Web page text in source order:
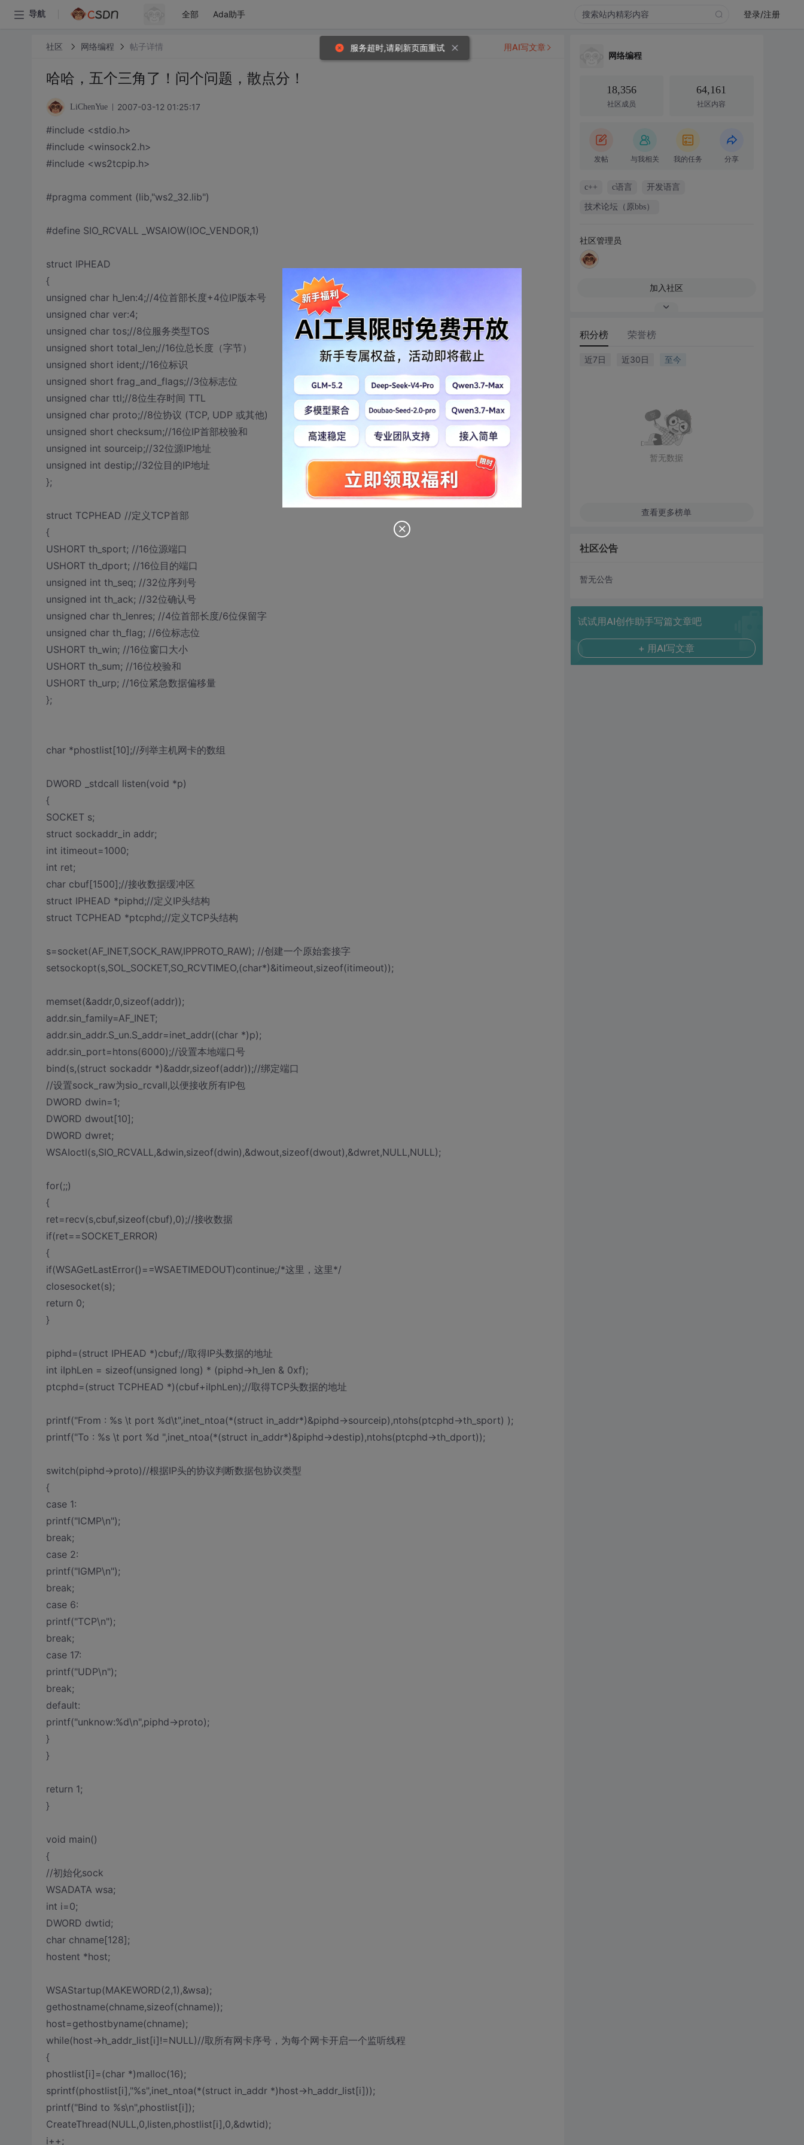
导航 全部 Ada助手 登录/注册
社区 网络编程 帖子详情
哈哈，五个三角了！问个问题，散点分！
LiChenYue 2007-03-12 01:25:17
#include <stdio.h>
#include <winsock2.h>
#include <ws2tcpip.h>
#pragma comment (lib,"ws2_32.lib")
#define SIO_RCVALL _WSAIOW(IOC_VENDOR,1)
struct IPHEAD
{
unsigned char h_len:4;//4位首部长度+4位IP版本号
unsigned char ver:4;
unsigned char tos;//8位服务类型TOS
unsigned short total_len;//16位总长度（字节）
unsigned short ident;//16位标识
unsigned short frag_and_flags;//3位标志位
unsigned char ttl;//8位生存时间 TTL
unsigned char proto;//8位协议 (TCP, UDP 或其他)
unsigned short checksum;//16位IP首部校验和
unsigned int sourceip;//32位源IP地址
unsigned int destip;//32位目的IP地址
};
struct TCPHEAD //定义TCP首部
{
USHORT th_sport; //16位源端口
USHORT th_dport; //16位目的端口
unsigned int th_seq; //32位序列号
unsigned int th_ack; //32位确认号
unsigned char th_lenres; //4位首部长度/6位保留字
unsigned char th_flag; //6位标志位
USHORT th_win; //16位窗口大小
USHORT th_sum; //16位校验和
USHORT th_urp; //16位紧急数据偏移量
};
char *phostlist[10];//列举主机网卡的数组
DWORD _stdcall listen(void *p)
{
SOCKET s;
struct sockaddr_in addr;
int itimeout=1000;
int ret;
char cbuf[1500];//接收数据缓冲区
struct IPHEAD *piphd;//定义IP头结构
struct TCPHEAD *ptcphd;//定义TCP头结构
s=socket(AF_INET,SOCK_RAW,IPPROTO_RAW); //创建一个原始套接字
setsockopt(s,SOL_SOCKET,SO_RCVTIMEO,(char*)&itimeout,sizeof(itimeout));
memset(&addr,0,sizeof(addr));
addr.sin_family=AF_INET;
addr.sin_addr.S_un.S_addr=inet_addr((char *)p);
addr.sin_port=htons(6000);//设置本地端口号
bind(s,(struct sockaddr *)&addr,sizeof(addr));//绑定端口
//设置sock_raw为sio_rcvall,以便接收所有IP包
DWORD dwin=1;
DWORD dwout[10];
DWORD dwret;
WSAIoctl(s,SIO_RCVALL,&dwin,sizeof(dwin),&dwout,sizeof(dwout),&dwret,NULL,NULL);
for(;;)
{
ret=recv(s,cbuf,sizeof(cbuf),0);//接收数据
if(ret==SOCKET_ERROR)
{
if(WSAGetLastError()==WSAETIMEDOUT)continue;/*这里，这里*/
closesocket(s);
return 0;
}
piphd=(struct IPHEAD *)cbuf;//取得IP头数据的地址
int iIphLen = sizeof(unsigned long) * (piphd->h_len & 0xf);
ptcphd=(struct TCPHEAD *)(cbuf+iIphLen);//取得TCP头数据的地址
printf("From : %s \t port %d\t",inet_ntoa(*(struct in_addr*)&piphd->sourceip),ntohs(ptcphd->th_sport) );
printf("To : %s \t port %d ",inet_ntoa(*(struct in_addr*)&piphd->destip),ntohs(ptcphd->th_dport));
switch(piphd->proto)//根据IP头的协议判断数据包协议类型
{
case 1:
printf("ICMP\n");
break;
case 2:
printf("IGMP\n");
break;
case 6:
printf("TCP\n");
break;
case 17:
printf("UDP\n");
break;
default:
printf("unknow:%d\n",piphd->proto);
}
}
return 1;
}
void main()
{
//初始化sock
WSADATA wsa;
int i=0;
DWORD dwtid;
char chname[128];
hostent *host;
WSAStartup(MAKEWORD(2,1),&wsa);
gethostname(chname,sizeof(chname));
host=gethostbyname(chname);
while(host->h_addr_list[i]!=NULL)//取所有网卡序号，为每个网卡开启一个监听线程
{
phostlist[i]=(char *)malloc(16);
sprintf(phostlist[i],"%s",inet_ntoa(*(struct in_addr *)host->h_addr_list[i]));
printf("Bind to %s\n",phostlist[i]);
CreateThread(NULL,0,listen,phostlist[i],0,&dwtid);
i++;
用AI写文章
网络编程
18,356
社区成员
64,161
社区内容
发帖 与我相关 我的任务 分享
c++ c语言 开发语言
技术论坛（原bbs）
社区管理员
加入社区
积分榜 荣誉榜
近7日 近30日 至今
暂无数据
查看更多榜单
社区公告
暂无公告
试试用AI创作助手写篇文章吧
+ 用AI写文章
服务超时,请刷新页面重试